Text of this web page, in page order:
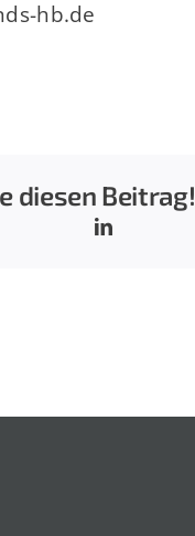
hb.de
diesen Beitrag!